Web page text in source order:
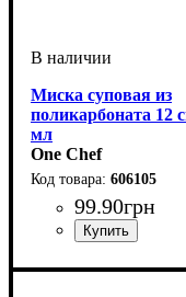
Миска суповая из
поликарбоната 12
мл
One Chef
606105
99.90грн